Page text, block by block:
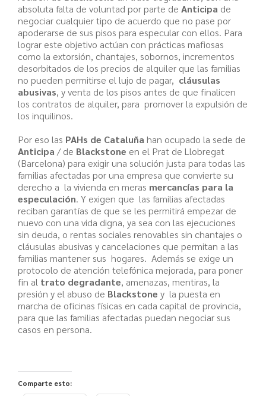
absoluta falta de voluntad por parte de Anticipa de
negociar cualquier tipo de acuerdo que no pase por
apoderarse de sus pisos para especular con ellos. Para
lograr este objetivo actúan con prácticas mafiosas
como la extorsión, chantajes, sobornos, incrementos
desorbitados de los precios de alquiler que las familias
no pueden permitirse el lujo de pagar, cláusulas
abusivas, y venta de los pisos antes de que finalicen
los contratos de alquiler, para promover la expulsión de
los inquilinos.
Por eso las PAHs de Cataluña han ocupado la sede de
Anticipa / de Blackstone en el Prat de Llobregat
(Barcelona) para exigir una solución justa para todas las
familias afectadas por una empresa que convierte su
derecho a la vivienda en meras mercancías para la
especulación. Y exigen que las familias afectadas
reciban garantías de que se les permitirá empezar de
nuevo con una vida digna, ya sea con las ejecuciones
sin deuda, o rentas sociales renovables sin chantajes o
cláusulas abusivas y cancelaciones que permitan a las
familias mantener sus hogares. Además se exige un
protocolo de atención telefónica mejorada, para poner
fin al trato degradante, amenazas, mentiras, la
presión y el abuso de Blackstone y la puesta en
marcha de oficinas físicas en cada capital de provincia,
para que las familias afectadas puedan negociar sus
casos en persona.
Comparte esto: